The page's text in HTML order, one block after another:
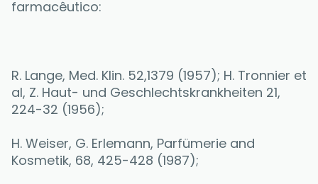
farmacêutico:
R. Lange, Med. Klin. 52,1379 (1957); H. Tronnier et
al, Z. Haut- und Geschlechtskrankheiten 21,
224-32 (1956);
H. Weiser, G. Erlemann, Parfümerie and
Kosmetik, 68, 425-428 (1987);